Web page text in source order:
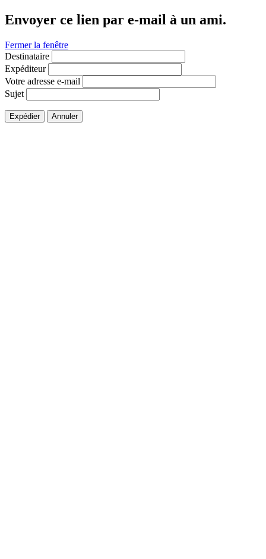
Envoyer ce lien par e-mail à un ami.
Fermer la fenêtre
Destinataire
Expéditeur
Votre adresse e-mail
Sujet
Expédier Annuler